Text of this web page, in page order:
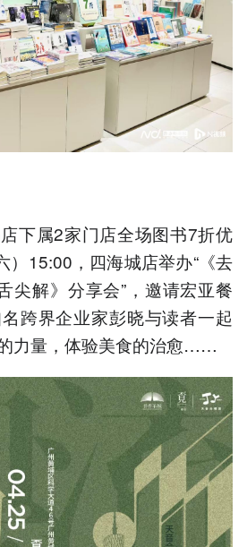
下属2家门店全场图书7折优
）15:00，四海城店举办“《去
尖解》分享会”，邀请宏亚餐
跨界企业家彭晓与读者一起
力量，体验美食的治愈……